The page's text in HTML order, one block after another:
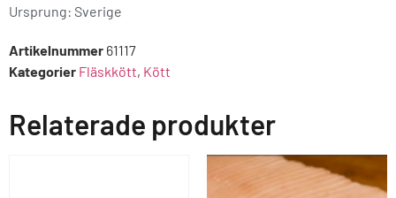
Ursprung: Sverige
Artikelnummer 61117
Kategorier Fläskkött, Kött
Relaterade produkter